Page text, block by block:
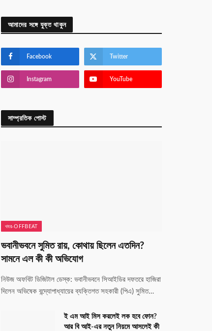
আমাদের সঙ্গে যুক্ত থাকুন
Facebook Twitter
Instagram YouTube
সাম্প্রতিক পোস্ট
খবর-OFFBEAT
ভবানীভবনে সুমিত রায়, কোথায় ছিলেন এতদিন?
সামনে এল কী কী অভিযোগ
নিউজ অফবিট ডিজিটাল ডেস্ক: ভবানীভবনে সিআইডির দফতরে হাজিরা
দিলেন অভিষেক বন্দ্যোপাধ্যায়ের ব্যক্তিগত সহকারী (পিএ) সুমিত…
ই এম আই মিস করলেই লক হবে ফোন?
আর বি আই-এর নতুন নিয়মে আসলেই কী